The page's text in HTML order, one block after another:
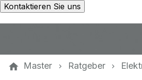
Kontaktieren Sie uns
Master Ratgeber